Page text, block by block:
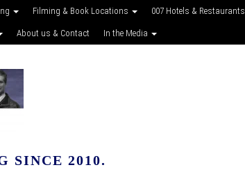
Filming & Book Locations 007 Hotels & Restaurants
About us & Contact In the Media
SINCE 2010.